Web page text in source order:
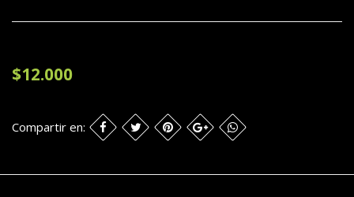
$12.000
Compartir en: